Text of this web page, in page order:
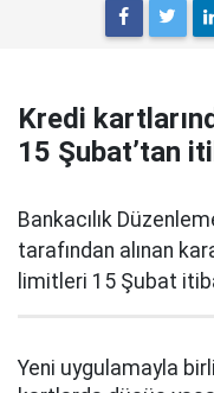
Kredi
15 Şubat’tan
Bankacılık
tarafından alınan
limitleri 15 Şubat
Yeni uygulamayla